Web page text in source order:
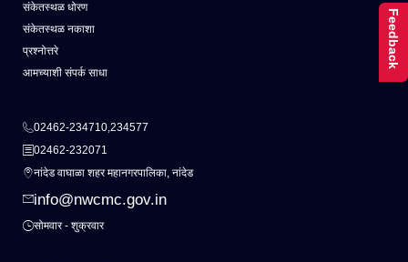
संकेतस्थळ धोरण
संकेतस्थळ नकाशा
प्रश्नोत्तरे
आमच्याशी संपर्क साधा
02462-234710,234577
02462-232071
नांदेड वाघाळा शहर महानगरपालिका, नांदेड
info@nwcmc.gov.in
सोमवार - शुक्रवार
Feedback